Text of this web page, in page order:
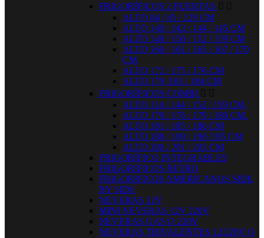
FRIGORÍFICOS 2 PUERTAS  
ALTO 84 / 85 / 129 CM
ALTO 140 / 143 / 144 / 145 CM
ALTO 148 / 150 / 152 / 159 CM
ALTO 160 / 161 / 165 / 167 / 170
CM
ALTO 172 / 175 / 176 CM
ALTO 179 /183 / 184 CM
FRIGORÍFICOS COMBI  
ALTO 114 / 144 / 152 / 159 CM.
ALTO 170 / 176 / 179 / 180 CM.
ALTO 181 / 185 / 186 CM
ALTO 188 / 189 / 190 /195 CM
ALTO 200 / 201 / 203 CM
FRIGORÍFICO INTEGRABLES
FRIGORIFICOS RETRO
FRIGORIFICOS AMERICANOS SIDE
BY SIDE
NEVERAS 12V
MINI NEVERAS 12V 220V
NEVERAS GAS O 220V
NEVERAS TRIVALENTES 12/220V O